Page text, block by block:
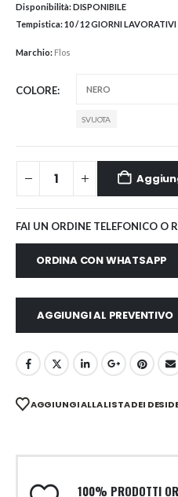
Disponibilità:DISPONIBILE
Tempistica:10 / 12 GIORNI LAVORATIVI
Marchio: Flos
COLORE
SVUOTA
FAI UN ORDINE TELEFONICO O
ORDINA CON WHATSAPP
AGGIUNGI AL PREVENTIVO
AGGIUNGI ALLA LISTA DEI
100% PRODOTTI